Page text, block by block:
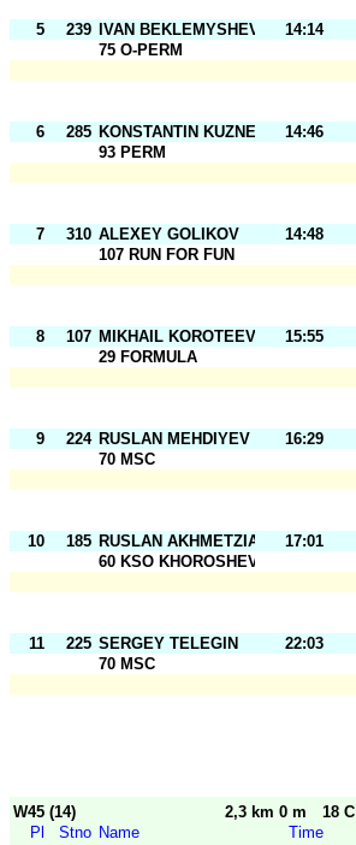
5 239 IVAN BEKLEMYSHEV 14:14
75 O-PERM
6 285 KONSTANTIN KUZNETSOV14:46
93 PERM
7 310 ALEXEY GOLIKOV 14:48
107 RUN FOR FUN
8 107 MIKHAIL KOROTEEV 15:55
29 FORMULA
9 224 RUSLAN MEHDIYEV 16:29
70 MSC
10 185 RUSLAN AKHMETZIANOV17:01
60 KSO KHOROSHEVO MOSCOW
11 225 SERGEY TELEGIN 22:03
70 MSC
W45 (14) 2,3 km 0 m
18 C
Pl
Stno Name
Time